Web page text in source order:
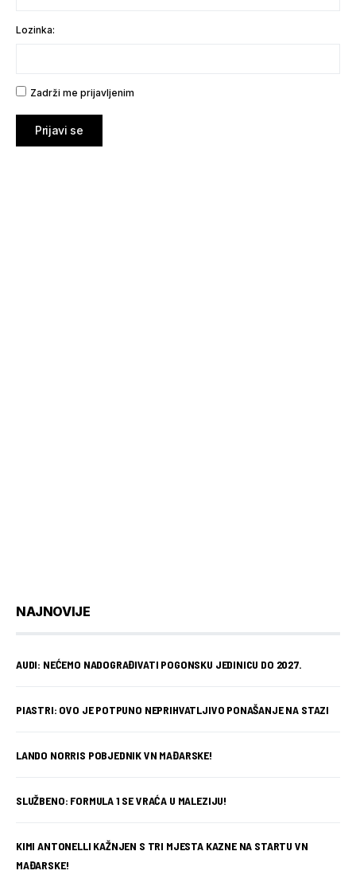
Lozinka:
Zadrži me prijavljenim
Prijavi se
NAJNOVIJE
AUDI: NEĆEMO NADOGRAĐIVATI POGONSKU JEDINICU DO 2027.
PIASTRI: OVO JE POTPUNO NEPRIHVATLJIVO PONAŠANJE NA STAZI
LANDO NORRIS POBJEDNIK VN MAĐARSKE!
SLUŽBENO: FORMULA 1 SE VRAĆA U MALEZIJU!
KIMI ANTONELLI KAŽNJEN S TRI MJESTA KAZNE NA STARTU VN
MAĐARSKE!